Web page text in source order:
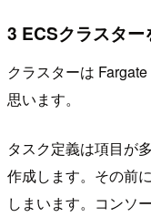
3 ECSクラスタ
クラスターは
思います。
タスク定義は項目が
作成します。その前
しまいます。コンソ